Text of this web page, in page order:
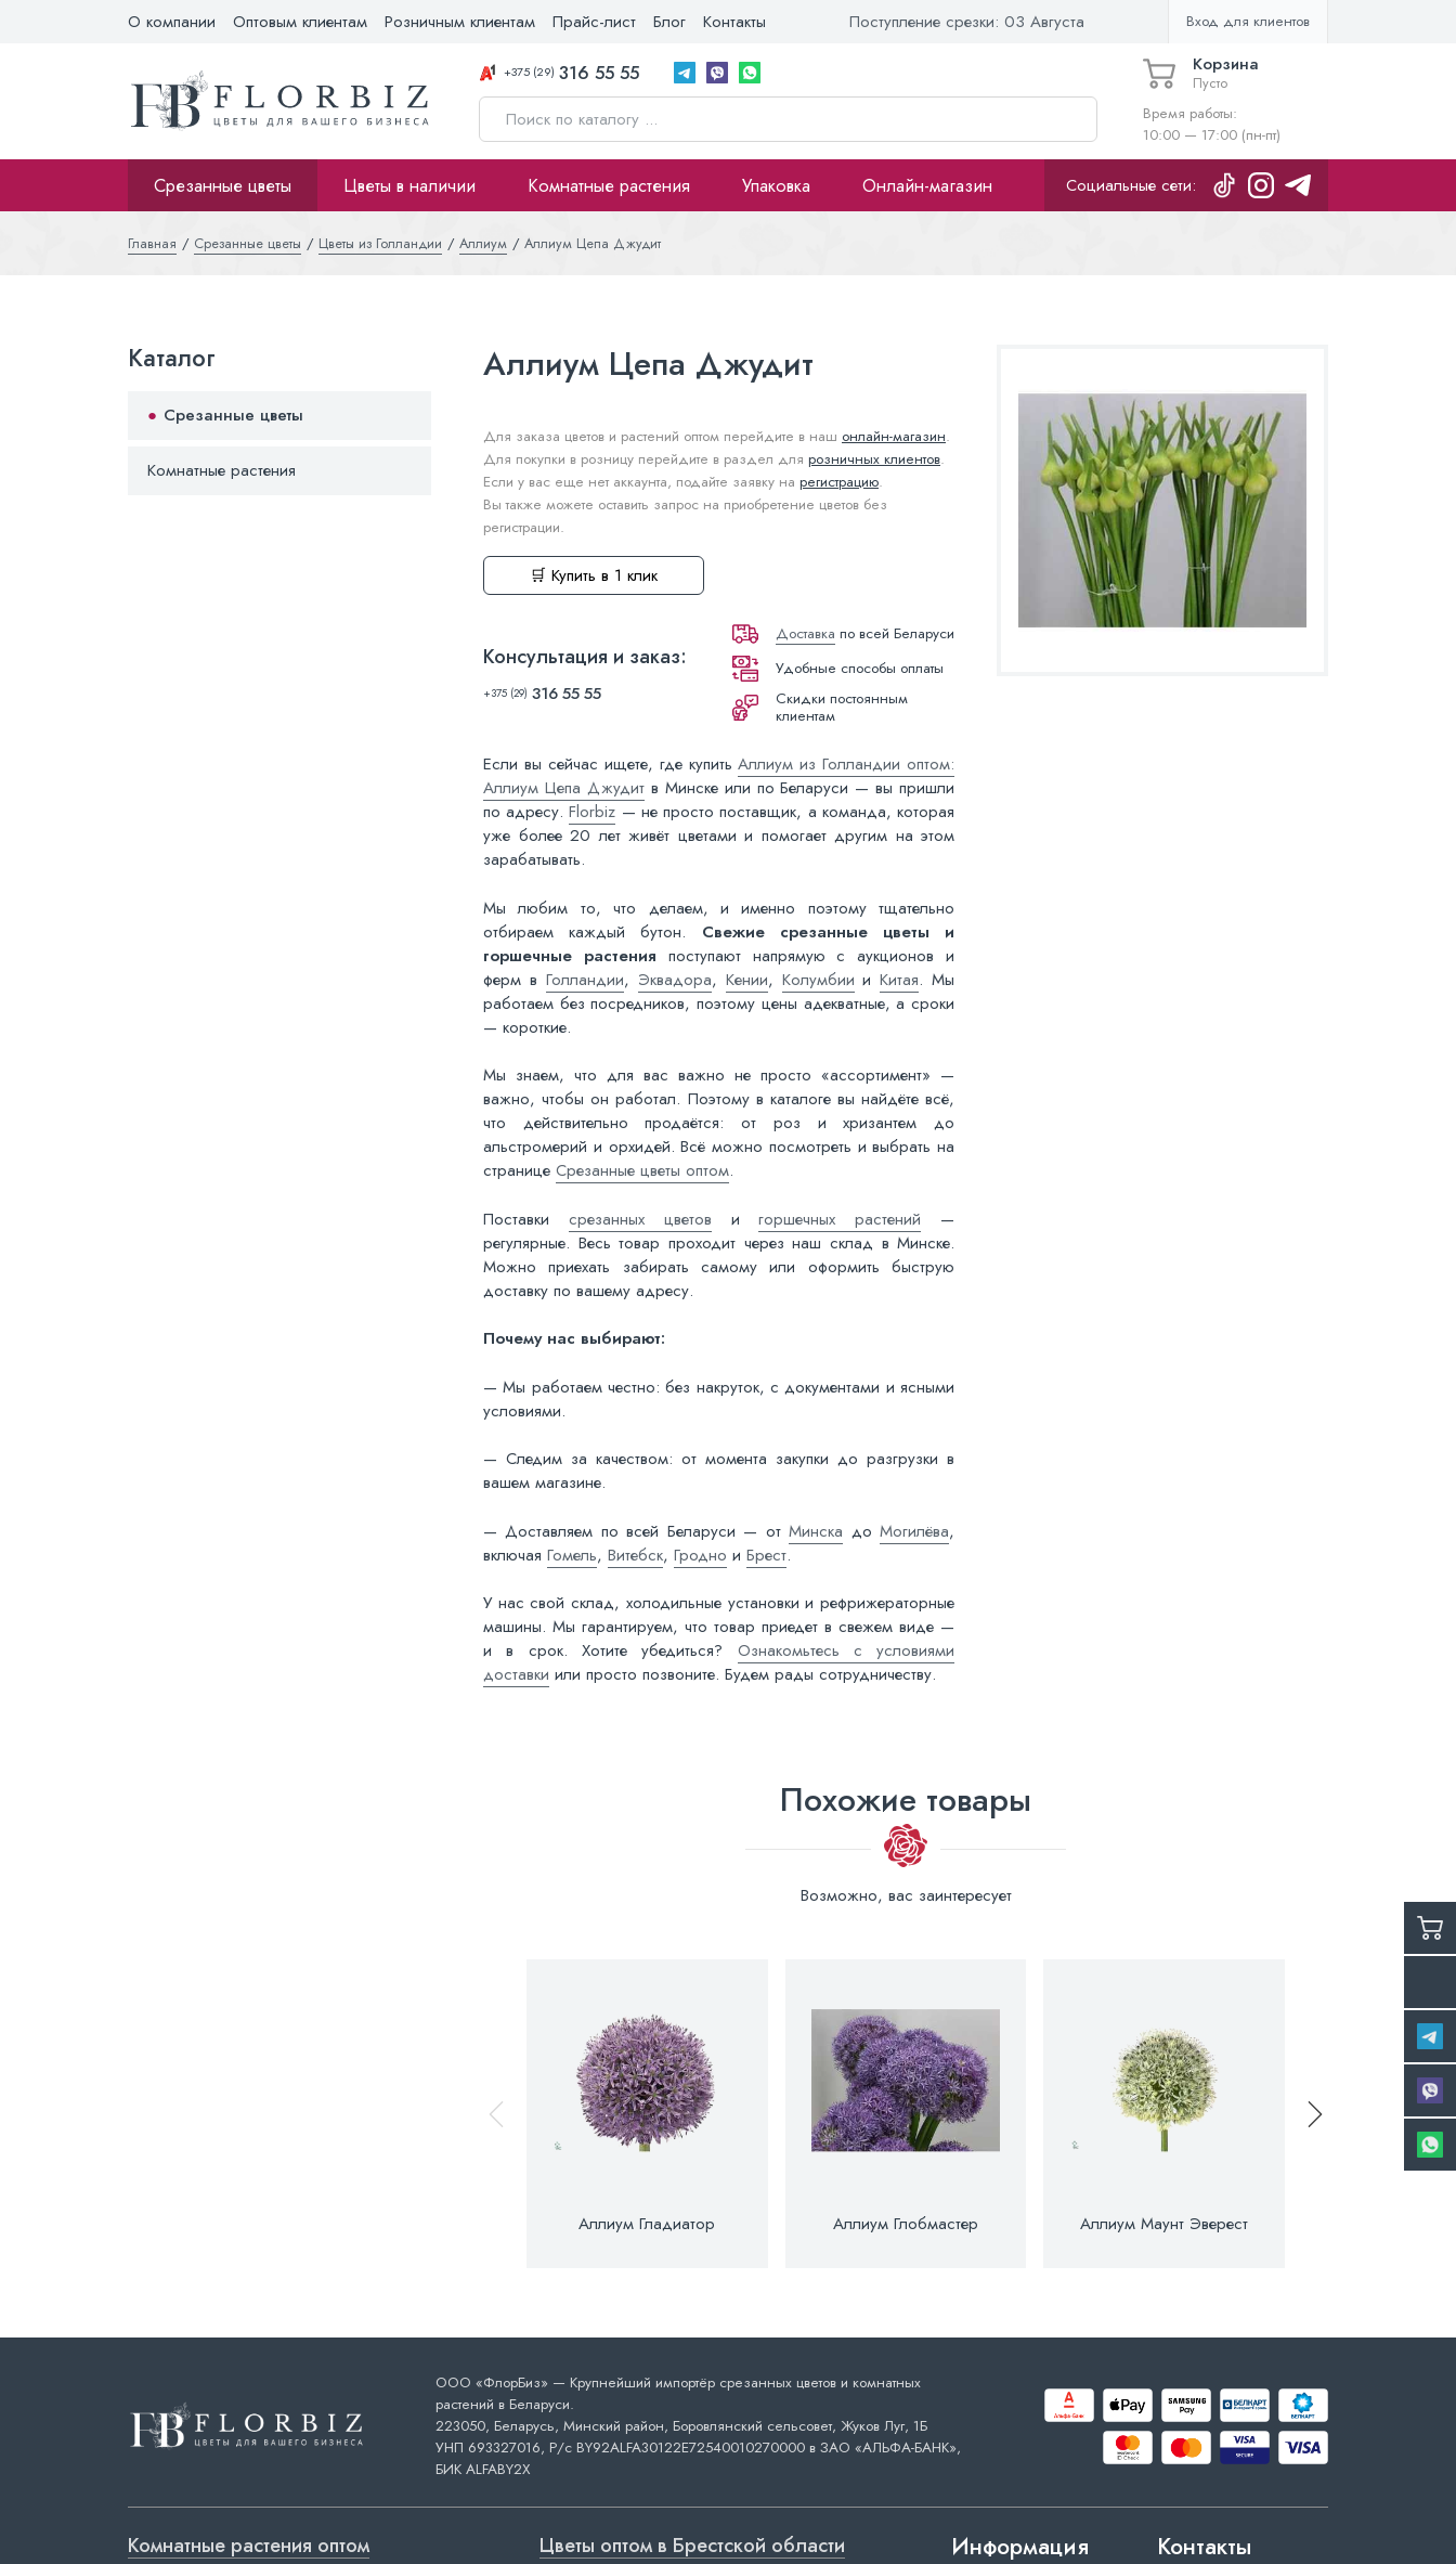
О компании Оптовым клиентам Розничным клиентам Прайс-лист Блог Контакты Поступление срезки: 03 Августа Вход для клиентов
+375 (29) 316 55 55 Корзина
Пусто
Время работы:
10:00 — 17:00 (пн-пт)
Срезанные цветы Цветы в наличии Комнатные растения Упаковка Онлайн-магазин Социальные сети:
Главная Срезанные цветы Цветы из Голландии Аллиум Аллиум Цепа Джудит
Каталог
Срезанные цветы
Комнатные растения
Аллиум Цепа Джудит
Для заказа цветов и растений оптом перейдите в наш онлайн-магазин.
Для покупки в розницу перейдите в раздел для розничных клиентов.
Если у вас еще нет аккаунта, подайте заявку на регистрацию.
Вы также можете оставить запрос на приобретение цветов без
регистрации.
🛒 Купить в 1 клик
Консультация и заказ:
+375 (29) 316 55 55
Доставка по всей Беларуси
Удобные способы оплаты
Скидки постоянным
клиентам
Если вы сейчас ищете, где купитьАллиум из Голландии оптом:
Аллиум Цепа Джудитв Минске или по Беларуси — вы пришли
по адресу.Florbiz — не просто поставщик, а команда, которая
уже более 20 лет живёт цветами и помогает другим на этом
зарабатывать.
Мы любим то, что делаем, и именно поэтому тщательно
отбираем каждый бутон. Свежие срезанные цветы и
горшечные растения поступают напрямую с аукционов и
ферм в Голландии, Эквадора, Кении, Колумбии иКитая. Мы
работаем без посредников, поэтому цены адекватные, а сроки
— короткие.
Мы знаем, что для вас важно не просто «ассортимент» —
важно, чтобы он работал. Поэтому в каталоге вы найдёте всё,
что действительно продаётся: от роз и хризантем до
альстромерий и орхидей. Всё можно посмотреть и выбрать на
странице Срезанные цветы оптом.
Поставки срезанных цветов игоршечных растений —
регулярные. Весь товар проходит через наш склад в Минске.
Можно приехать забирать самому или оформить быструю
доставку по вашему адресу.
Почему нас выбирают:
— Мы работаем честно: без накруток, с документами и ясными
условиями.
— Следим за качеством: от момента закупки до разгрузки в
вашем магазине.
— Доставляем по всей Беларуси — отМинска доМогилёва,
включая Гомель, Витебск, Гродно и Брест.
У нас свой склад, холодильные установки и рефрижераторные
машины. Мы гарантируем, что товар приедет в свежем виде —
и в срок. Хотите убедиться? Ознакомьтесь с условиями
доставки или просто позвоните. Будем рады сотрудничеству.
Похожие товары
Возможно, вас заинтересует
Аллиум Гладиатор Аллиум Глобмастер Аллиум Маунт Эверест
ООО «ФлорБиз» — Крупнейший импортёр срезанных цветов и комнатных
растений в Беларуси.
223050, Беларусь, Минский район, Боровлянский сельсовет, Жуков Луг, 1Б
УНП 693327016, Р/с BY92ALFA30122E72540010270000 в ЗАО «АЛЬФА-БАНК»,
БИК ALFABY2X
Комнатные растения оптом Цветы оптом в Брестской области Информация Контакты